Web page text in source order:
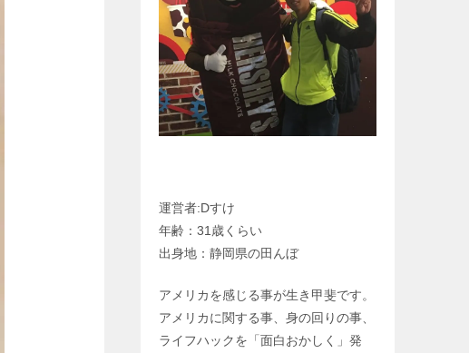
運営者:Dすけ
年齢：31歳くらい
出身地：静岡県の田んぼ
アメリカを感じる事が生き甲斐です。
アメリカに関する事、身の回りの事、
ライフハックを「面白おかしく」発